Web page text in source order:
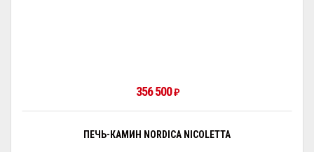
356 500₽
ПЕЧЬ-КАМИН NORDICA NICOLETTA